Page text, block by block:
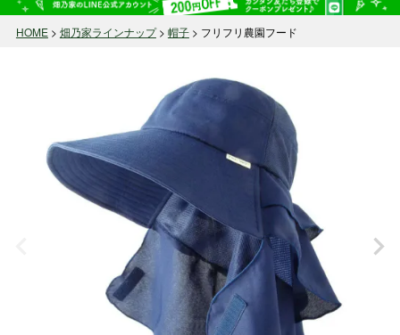
HOME 畑乃家ラインナップ 帽子 フリフリ農園フード